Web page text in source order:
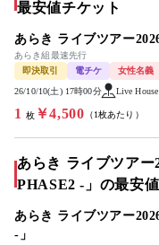
最安値チケット
あらき ライブツアー
あらき組最速先行
即決取引
電チケ 女性名義
26/10/10(土) 17時00分 Live
1 枚￥4,500 （1枚あたり）
あらき ライブツア
PHASE2 -」の最安
あらき ライブツアー
-」